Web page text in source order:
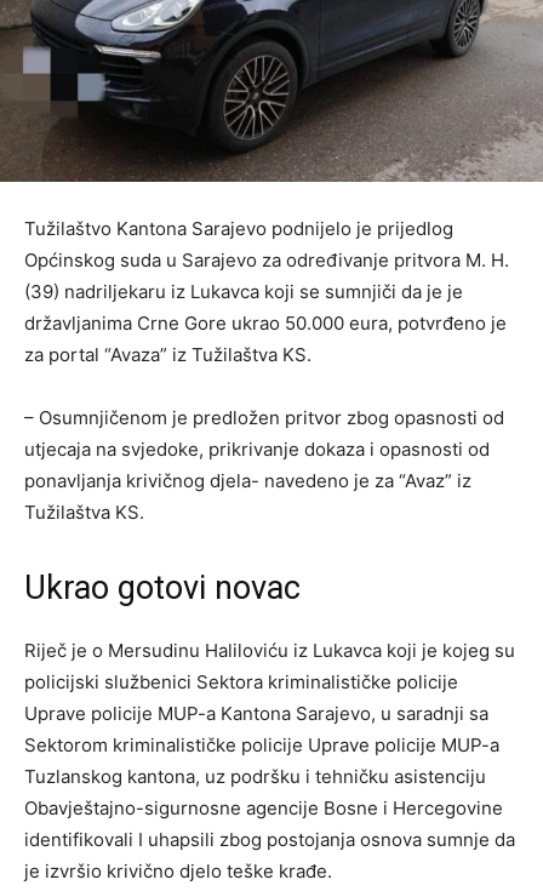
Tužilaštvo Kantona Sarajevo podnijelo je prijedlog
Općinskog suda u Sarajevo za određivanje pritvora M. H.
(39) nadriljekaru iz Lukavca koji se sumnjiči da je je
državljanima Crne Gore ukrao 50.000 eura, potvrđeno je
za portal “Avaza” iz Tužilaštva KS.
– Osumnjičenom je predložen pritvor zbog opasnosti od
utjecaja na svjedoke, prikrivanje dokaza i opasnosti od
ponavljanja krivičnog djela- navedeno je za “Avaz” iz
Tužilaštva KS.
Ukrao gotovi novac
Riječ je o Mersudinu Haliloviću iz Lukavca koji je kojeg su
policijski službenici Sektora kriminalističke policije
Uprave policije MUP-a Kantona Sarajevo, u saradnji sa
Sektorom kriminalističke policije Uprave policije MUP-a
Tuzlanskog kantona, uz podršku i tehničku asistenciju
Obavještajno-sigurnosne agencije Bosne i Hercegovine
identifikovali I uhapsili zbog postojanja osnova sumnje da
je izvršio krivično djelo teške krađe.